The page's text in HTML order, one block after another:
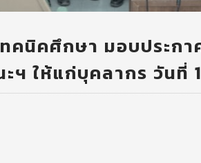
คนิคศึกษา มอบประ
ฯ ให้แก่บุคลากร วันที่